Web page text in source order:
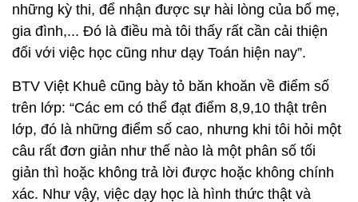
những kỳ thi, để nhận được sự hài lòng của bố mẹ,
gia đình,... Đó là điều mà tôi thấy rất cần cải thiện
đối với việc học cũng như dạy Toán hiện nay”.
BTV Việt Khuê cũng bày tỏ băn khoăn về điểm số
trên lớp: “Các em có thể đạt điểm 8,9,10 thật trên
lớp, đó là những điểm số cao, nhưng khi tôi hỏi một
câu rất đơn giản như thế nào là một phân số tối
giản thì hoặc không trả lời được hoặc không chính
xác. Như vậy, việc dạy học là hình thức thật và